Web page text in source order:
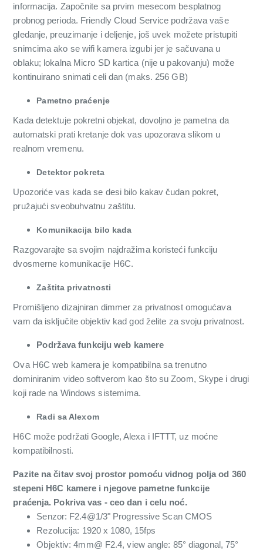
informacija. Započnite sa prvim mesecom besplatnog
probnog perioda. Friendly Cloud Service podržava vaše
gledanje, preuzimanje i deljenje, još uvek možete pristupiti
snimcima ako se wifi kamera izgubi jer je sačuvana u
oblaku; lokalna Micro SD kartica (nije u pakovanju) može
kontinuirano snimati celi dan (maks. 256 GB)
Pametno praćenje
Kada detektuje pokretni objekat, dovoljno je pametna da
automatski prati kretanje dok vas upozorava slikom u
realnom vremenu.
Detektor pokreta
Upozoriće vas kada se desi bilo kakav čudan pokret,
pružajući sveobuhvatnu zaštitu.
Komunikacija bilo kada
Razgovarajte sa svojim najdražima koristeći funkciju
dvosmerne komunikacije H6C.
Zaštita privatnosti
Promišljeno dizajniran dimmer za privatnost omogućava
vam da isključite objektiv kad god želite za svoju privatnost.
Podržava funkciju web kamere
Ova H6C web kamera je kompatibilna sa trenutno
dominiranim video softverom kao što su Zoom, Skype i drugi
koji rade na Windows sistemima.
Radi sa Alexom
H6C može podržati Google, Alexa i IFTTT, uz moćne
kompatibilnosti.
Pazite na čitav svoj prostor pomoću vidnog polja od 360
stepeni H6C kamere i njegove pametne funkcije
praćenja. Pokriva vas - ceo dan i celu noć.
Senzor: F2.4@1/3" Progressive Scan CMOS
Rezolucija: 1920 x 1080, 15fps
Objektiv: 4mm@ F2.4, view angle: 85° diagonal, 75°